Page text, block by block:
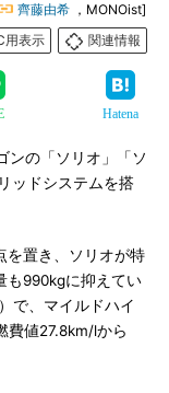
齊藤由希 ，MONOist]
用表示
関連情報
Hatena
ンの「ソリオ」「ソ
ッドシステムを搭
置き、ソリオが特
も990kgに抑えてい
で、マイルドハイ
費値27.8km/lから